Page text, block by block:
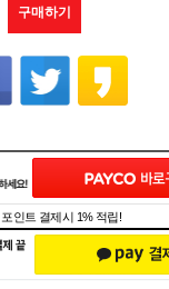
구매하기
포인트 결제시 1% 적립!